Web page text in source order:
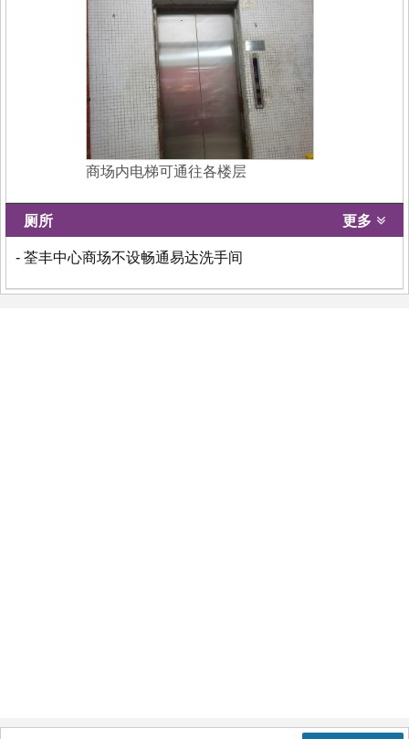
商场内电梯可通往各楼层
厕所 更多
- 荃丰中心商场不设畅通易达洗手间